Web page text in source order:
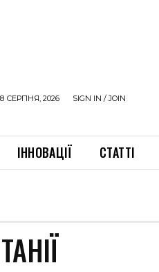
СЕРПНЯ, 2026 SIGN IN / JOIN
ІННОВАЦІЇ СТАТТІ